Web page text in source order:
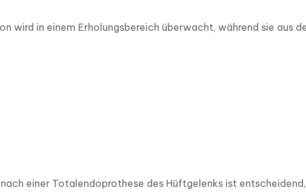
wird in einem Erholungsbereich überwacht, während sie aus
einer Totalendoprothese des Hüftgelenks ist